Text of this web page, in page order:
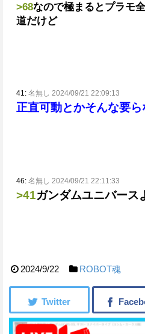
>68なので極まるとプラモ
道だけど
41: 名無し 2024/09/21 22:09:13
正直可動とかそんな要
46: 名無し 2024/09/21 22:11:33
>41ガンダムユニバース
2024/9/22 ROBOT魂